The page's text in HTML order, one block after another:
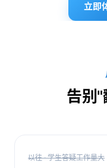
立即
告别"
以往 · 学生答疑工作量大